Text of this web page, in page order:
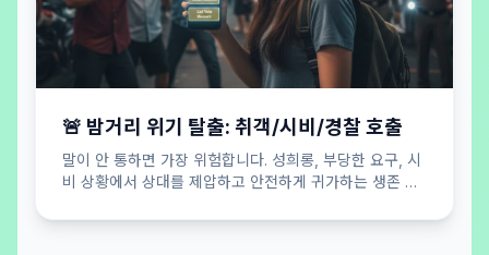
🚨 밤거리 위기 탈출: 취객/시비/경찰 호출
말이 안 통하면 가장 위험합니다. 성희롱, 부당한 요구, 시
비 상황에서 상대를 제압하고 안전하게 귀가하는 생존 버